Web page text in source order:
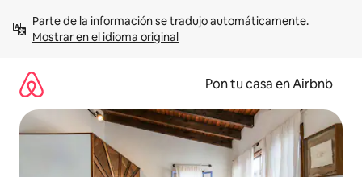
contenidoMostrar en el idioma original
Pon tu casa en Airbnb